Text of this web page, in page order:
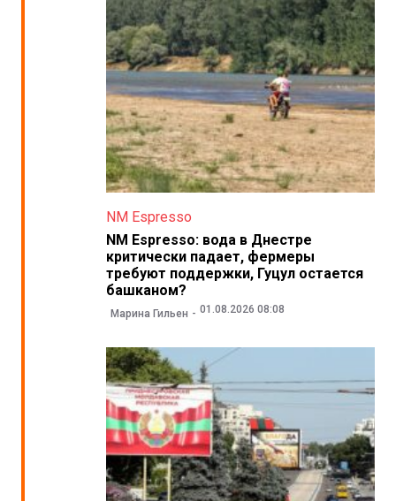
NM Espresso
NM Espresso: вода в Днестре
критически падает, фермеры
требуют поддержки, Гуцул остается
башканом?
Марина Гильен 01.08.2026 08:08